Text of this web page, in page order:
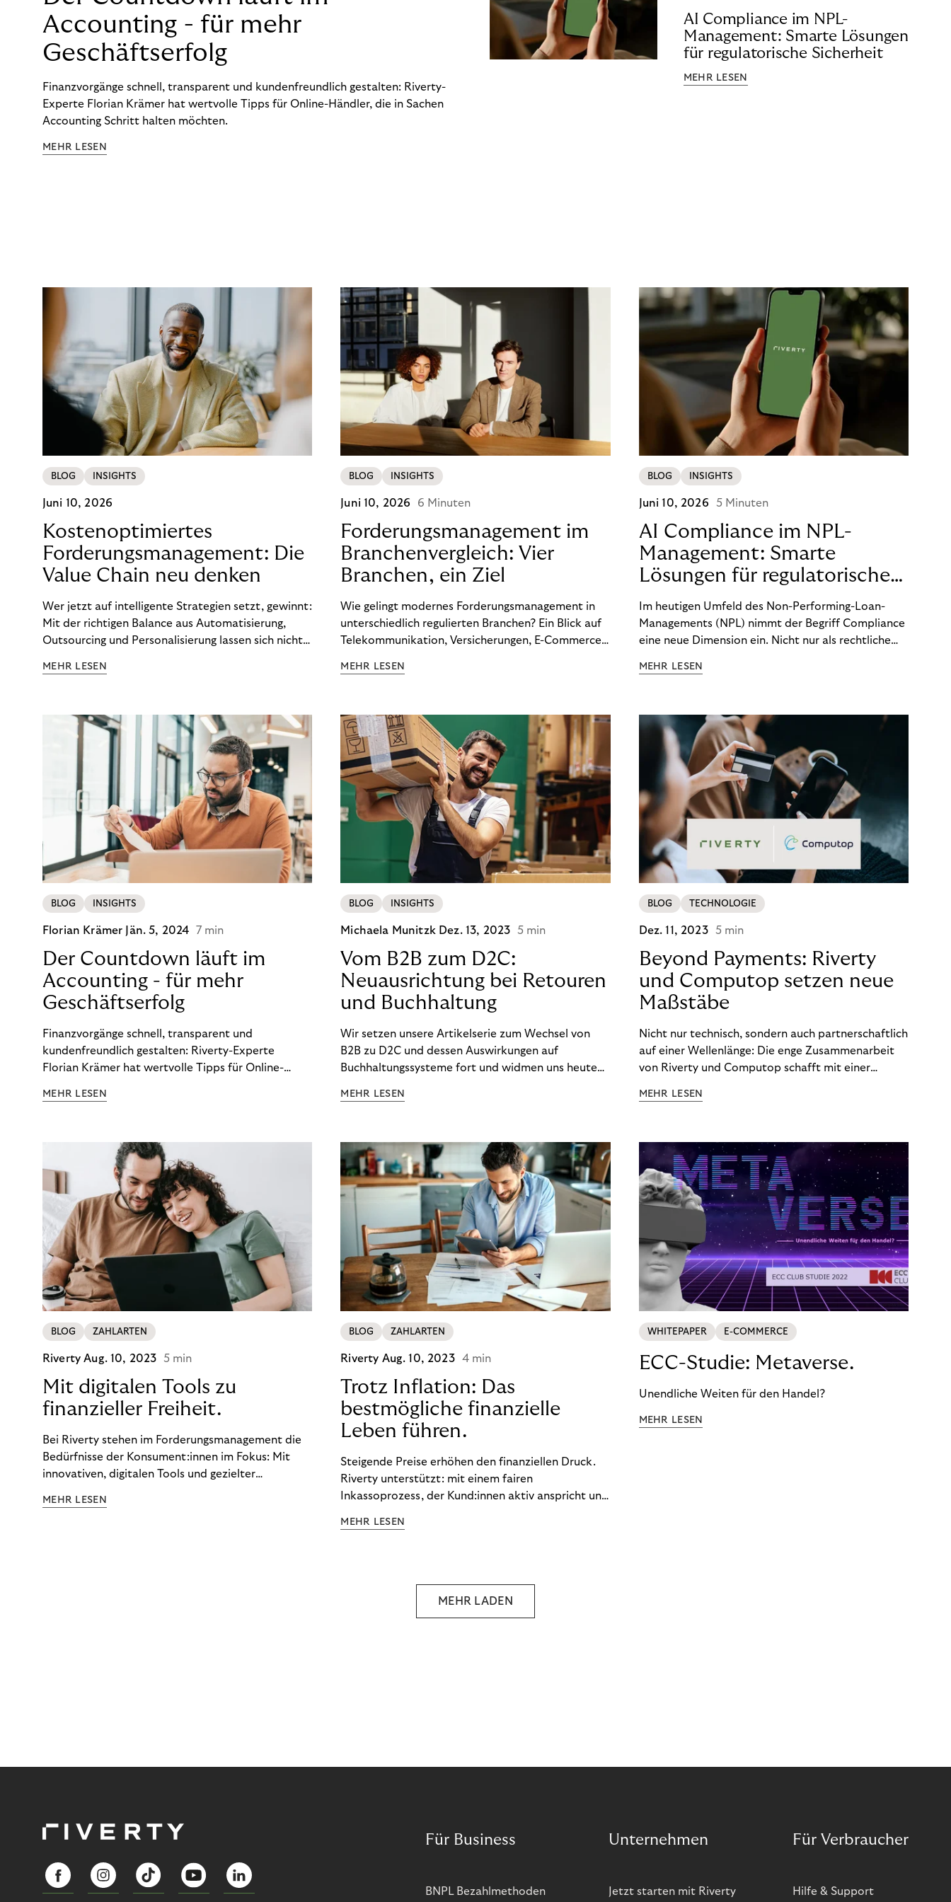
Accounting - für mehr
Geschäftserfolg
Finanzvorgänge schnell, transparent und kundenfreundlich gestalten: Riverty-
Experte Florian Krämer hat wertvolle Tipps für Online-Händler, die in Sachen
Accounting Schritt halten möchten.
MEHR LESEN
AI Compliance im NPL-
Management: Smarte Lösungen
für regulatorische Sicherheit
MEHR LESEN
BLOG INSIGHTS
Juni 10, 2026
Kostenoptimiertes
Forderungsmanagement: Die
Value Chain neu denken
Wer jetzt auf intelligente Strategien setzt, gewinnt:
Mit der richtigen Balance aus Automatisierung,
Outsourcing und Personalisierung lassen sich nicht
Ergebnisse sichern. Riverty zeigt, wie Recovery-
MEHR LESEN
BLOG INSIGHTS
Juni 10, 2026 6 Minuten
Forderungsmanagement im
Branchenvergleich: Vier
Branchen, ein Ziel
Wie gelingt modernes Forderungsmanagement in
unterschiedlich regulierten Branchen? Ein Blick auf
Telekommunikation, Versicherungen, E-Commerce
wirksam reduzieren will, braucht keine
MEHR LESEN
BLOG INSIGHTS
Juni 10, 2026 5 Minuten
AI Compliance im NPL-
Management: Smarte
Lösungen für regulatorische
Sicherheit
Im heutigen Umfeld des Non-Performing-Loan-
Managements (NPL) nimmt der Begriff Compliance
eine neue Dimension ein. Nicht nur als rechtliche
Wettbewerbsvorteil. In einem Umfeld steigender
(DSGVO) – geraten viele Unternehmen an die
Grenzen traditioneller Compliance-Mechanismen.
MEHR LESEN
BLOG INSIGHTS
Florian Krämer Jän. 5, 2024 7 min
Der Countdown läuft im
Accounting - für mehr
Geschäftserfolg
Finanzvorgänge schnell, transparent und
kundenfreundlich gestalten: Riverty-Experte
Florian Krämer hat wertvolle Tipps für Online-
möchten.
MEHR LESEN
BLOG INSIGHTS
Michaela Munitzk Dez. 13, 2023 5 min
Vom B2B zum D2C:
Neuausrichtung bei Retouren
und Buchhaltung
Wir setzen unsere Artikelserie zum Wechsel von
B2B zu D2C und dessen Auswirkungen auf
Buchhaltungssysteme fort und widmen uns heute
im D2C-Bereich.
MEHR LESEN
BLOG TECHNOLOGIE
Dez. 11, 2023 5 min
Beyond Payments: Riverty
und Computop setzen neue
Maßstäbe
Nicht nur technisch, sondern auch partnerschaftlich
auf einer Wellenlänge: Die enge Zusammenarbeit
von Riverty und Computop schafft mit einer
Zahlungsabwicklung echte Mehrwerte für Händler.
MEHR LESEN
BLOG ZAHLARTEN
RivertyAug. 10, 2023 5 min
Mit digitalen Tools zu
finanzieller Freiheit.
Bei Riverty stehen im Forderungsmanagement die
Bedürfnisse der Konsument:innen im Fokus: Mit
innovativen, digitalen Tools und gezielter
ein Leben in finanzieller Freiheit zu führen. So
MEHR LESEN
BLOG ZAHLARTEN
Riverty Aug. 10, 2023 4 min
Trotz Inflation: Das
bestmögliche finanzielle
Leben führen.
Steigende Preise erhöhen den finanziellen Druck.
Riverty unterstützt: mit einem fairen
Inkassoprozess, der Kund:innen aktiv anspricht und
Finanzbildung ermöglicht. So bleiben Menschen
MEHR LESEN
WHITEPAPER E-COMMERCE
ECC-Studie: Metaverse.
Unendliche Weiten für den Handel?
MEHR LESEN
MEHR LADEN
Für Business
BNPL Bezahlmethoden
Unternehmen
Jetzt starten mit Riverty
Für Verbraucher
Hilfe & Support